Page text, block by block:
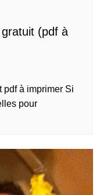
(pdf à
pdf à imprimer Si
pour